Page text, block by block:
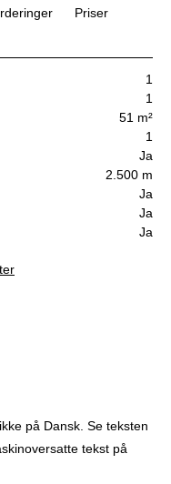
Priser
1
1
51 m²
1
Ja
2.500 m
Ja
Ja
Ja
på Dansk. Se teksten
tekst på